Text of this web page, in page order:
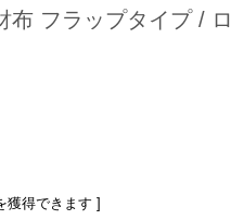
布 フラップタイプ / ロ
獲得できます ]